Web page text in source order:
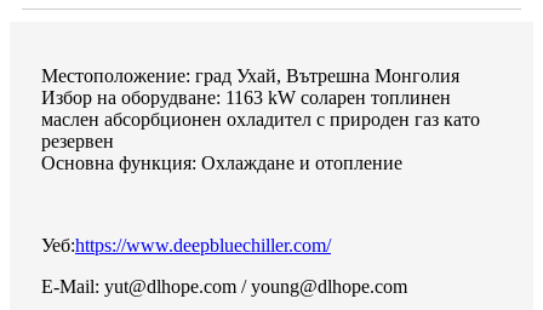
Местоположение: град Ухай, Вътрешна Монголия
Избор на оборудване: 1163 kW соларен топлинен
маслен абсорбционен охладител с природен газ като
резервен
Основна функция: Охлаждане и отопление
Уеб:https://www.deepbluechiller.com/
E-Mail: yut@dlhope.com / young@dlhope.com